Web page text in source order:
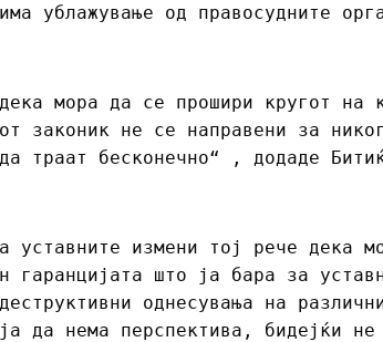
ублажување од правосудните
мора да се прошири кругот на
законик не се направени за
траат бесконечно“ , додаде
уставните измени тој рече дека
гаранцијата што ја бара за
однесувања на
да нема перспектива, бидејќи